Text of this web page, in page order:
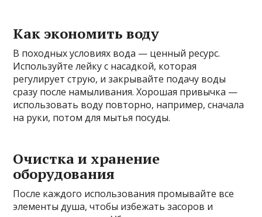
Как экономить воду
В походных условиях вода — ценный ресурс.
Используйте лейку с насадкой, которая
регулирует струю, и закрывайте подачу воды
сразу после намыливания. Хорошая привычка —
использовать воду повторно, например, сначала
на руки, потом для мытья посуды.
Очистка и хранение
оборудования
После каждого использования промывайте все
элементы душа, чтобы избежать засоров и